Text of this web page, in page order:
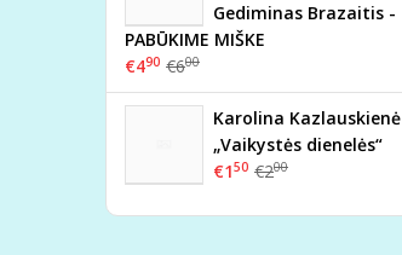
Gediminas Brazaitis -
PABŪKIME MIŠKE
€490 €600
Karolina Kazlauskienė
„Vaikystės dienelės“
€150 €200